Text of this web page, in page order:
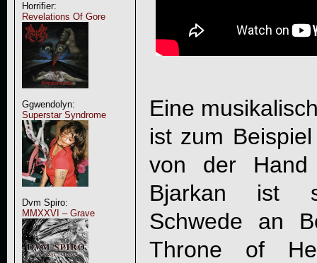
Horrifier:
Revelations Of Gore
Ggwendolyn:
Superstar Syndrome
Dvm Spiro:
MMXXVI – Grave
Eine
ist zum
von der
Bjarkan ist
Schwede an
Throne of